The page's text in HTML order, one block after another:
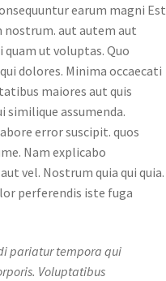
earum magni Est
nostrum. aut autem aut
ut voluptas. Quo
dolores. Minima occaecati
maiores aut quis
similique assumenda.
error suscipit. quos
Nam explicabo
vel. Nostrum quia qui quia.
perferendis iste fuga
pariatur tempora qui
Voluptatibus